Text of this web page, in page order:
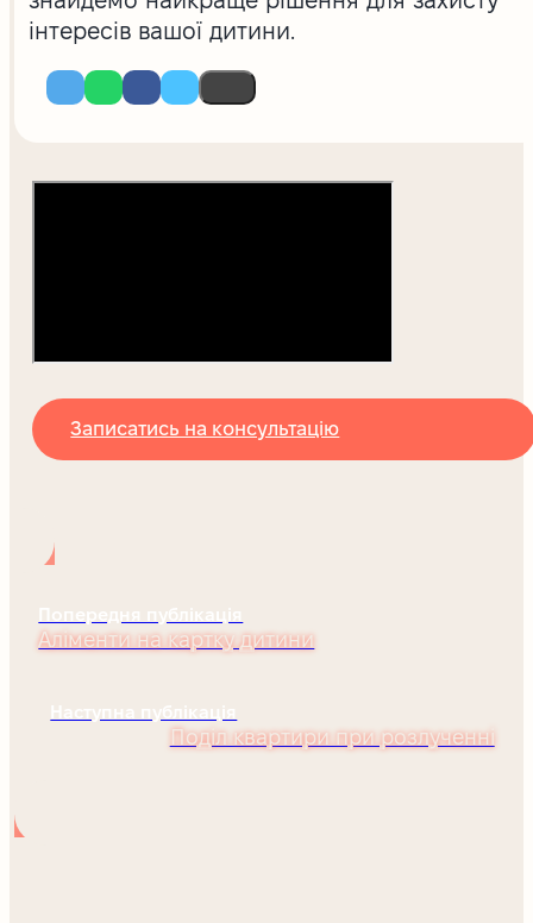
інтересів вашої дитини.
Записатись на консультацію
Попередня публікація
Аліменти на картку дитини
Наступна публікація
Поділ квартири при розлученні